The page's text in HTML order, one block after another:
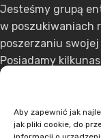
Aby zapewnić jak
jak pliki cookie, do
Jesteśmy grupą
w poszukiwaniach
poszerzaniu
Posiadamy
stawiamy na ciągły
ul. Dąbrowskiego
+48 608 636 580